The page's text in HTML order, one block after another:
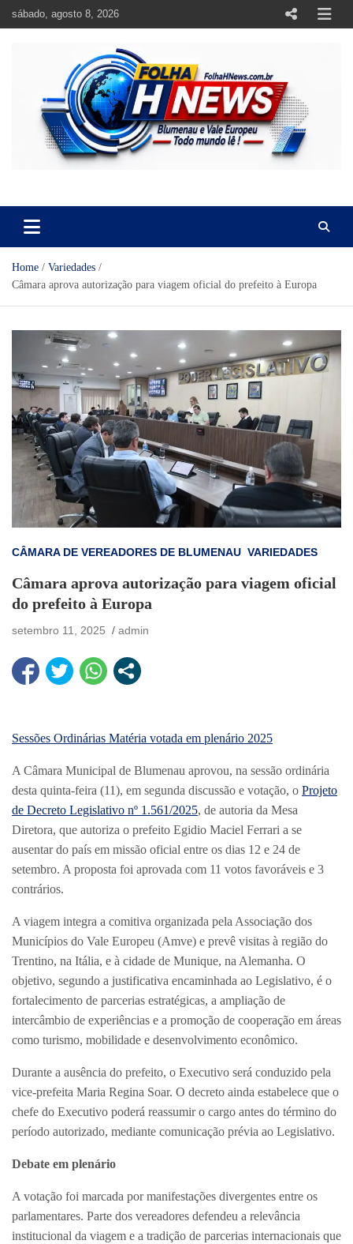
sábado, agosto 8, 2026
Home
Variedades
Câmara aprova autorização para viagem oficial do prefeito à Europa
CÂMARA DE VEREADORES DE BLUMENAU VARIEDADES
Câmara aprova autorização para viagem oficial
do prefeito à Europa
setembro 11, 2025 admin
Sessões Ordinárias Matéria votada em plenário 2025
A Câmara Municipal de Blumenau aprovou, na sessão ordinária
desta quinta-feira (11), em segunda discussão e votação, o Projeto
de Decreto Legislativo nº 1.561/2025, de autoria da Mesa
Diretora, que autoriza o prefeito Egidio Maciel Ferrari a se
ausentar do país em missão oficial entre os dias 12 e 24 de
setembro. A proposta foi aprovada com 11 votos favoráveis e 3
contrários.
A viagem integra a comitiva organizada pela Associação dos
Municípios do Vale Europeu (Amve) e prevê visitas à região do
Trentino, na Itália, e à cidade de Munique, na Alemanha. O
objetivo, segundo a justificativa encaminhada ao Legislativo, é o
fortalecimento de parcerias estratégicas, a ampliação de
intercâmbio de experiências e a promoção de cooperação em áreas
como turismo, mobilidade e desenvolvimento econômico.
Durante a ausência do prefeito, o Executivo será conduzido pela
vice-prefeita Maria Regina Soar. O decreto ainda estabelece que o
chefe do Executivo poderá reassumir o cargo antes do término do
período autorizado, mediante comunicação prévia ao Legislativo.
Debate em plenário
A votação foi marcada por manifestações divergentes entre os
parlamentares. Parte dos vereadores defendeu a relevância
institucional da viagem e a tradição de parcerias internacionais que